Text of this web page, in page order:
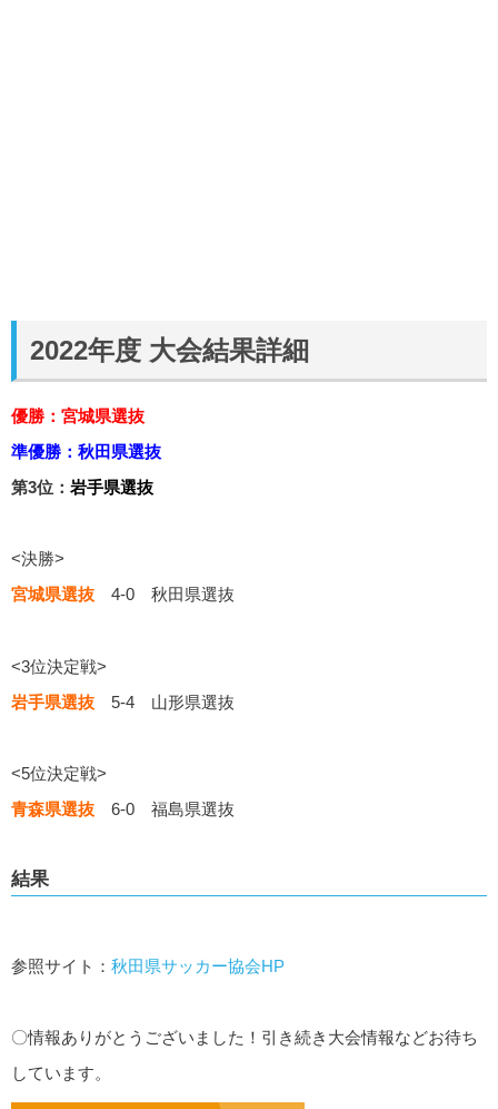
2022年度 大会結果詳細
優勝：宮城県選抜
準優勝：秋田県選抜
第3位： 岩手県選抜
<決勝>
宮城県選抜 4-0 秋田県選抜
<3位決定戦>
岩手県選抜 5-4 山形県選抜
<5位決定戦>
青森県選抜 6-0 福島県選抜
結果
参照サイト： 秋田県サッカー協会HP
〇情報ありがとうございました！引き続き大会情報などお待ち
しています。